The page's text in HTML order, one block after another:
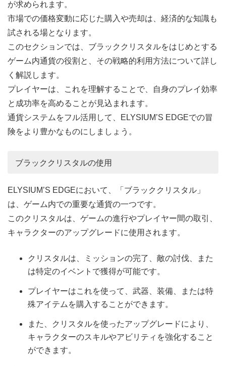
が求められます。
市場での価格変動に応じた購入や売却は、経済的な知識も
試される場となります。
このセクションでは、ブラッククリスタルをはじめとする
ゲーム内通貨の役割と、その戦略的利用方法について詳し
く解説します。
プレイヤーは、これを理解することで、自身のプレイ効率
と成功率を高めることが見込まれます。
通貨システムをフル活用して、ELYSIUM’S EDGEでの冒
険をより豊かなものにしましょう。
ブラッククリスタルの使用
ELYSIUM’S EDGEにおいて、「ブラッククリスタル」
は、ゲーム内での重要な通貨の一つです。
このクリスタルは、ゲームの進行やプレイヤー間の取引、
キャラクターのアップグレードに使用されます。
クリスタルは、ミッションの完了、敵の討伐、また
は特定のイベントで獲得が可能です。
プレイヤーはこれを使って、武器、装備、または特
殊アイテムを購入することができます。
また、クリスタルを使ったアップグレードにより、
キャラクターのスキルやアビリティを強化すること
ができます。